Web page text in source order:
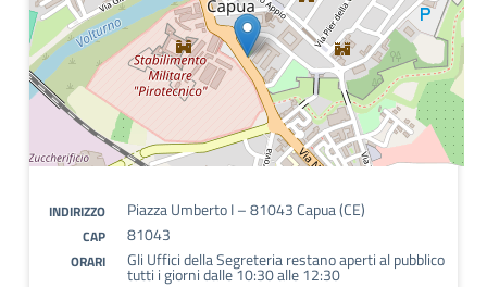
INDIRIZZO Piazza Umberto I – 81043 Capua (CE)
CAP 81043
ORARI Gli Uffici della Segreteria restano aperti al pubblico
tutti i giorni dalle 10:30 alle 12:30